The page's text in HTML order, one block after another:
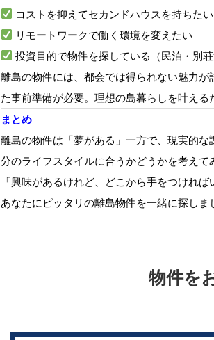
コストを抑えてセカンドハウスを持ちたい
リモートワークで働く環境を変えたい
投資目的で物件を探している（民泊・別荘
離島の物件には、都会では得られない魅力
た事前準備が必要。理想の島暮らしを叶え
まとめ
離島の物件は「夢がある」一方で、現実的
分のライフスタイルに合うかどうかを考えて
「興味があるけれど、どこから手をつけれ
あなたにピッタリの離島物件を一緒に探しま
物件を